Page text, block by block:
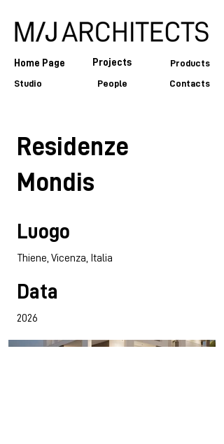
Home Page Projects Products
Studio People Contacts
Residenze
Mondis
Luogo
Thiene, Vicenza, Italia
Data
2026